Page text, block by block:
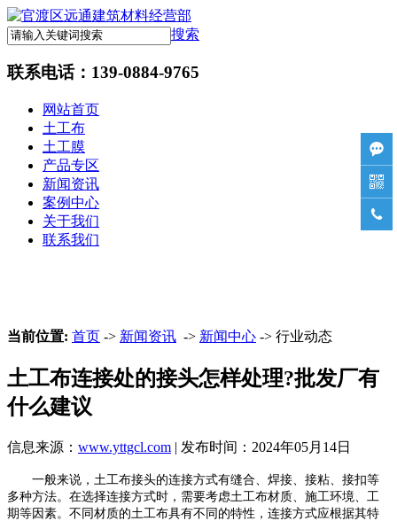
搜索
联系电话： 139-0884-9765
网站首页
土工布
土工膜
产品专区
新闻资讯
案例中心
关于我们
联系我们
当前位置: 首页 -> 新闻资讯 -> 新闻中心 -> 行业动态
土工布连接处的接头怎样处理?批发厂有
什么建议
信息来源： www.yttgcl.com | 发布时间：2024年05月14日
一般来说，土工布接头的连接方式有缝合、焊接、接粘、接扣等
多种方法。在选择连接方式时，需要考虑土工布材质、施工环境、工
期等因素。不同材质的土工布具有不同的特性，连接方式应根据其特


